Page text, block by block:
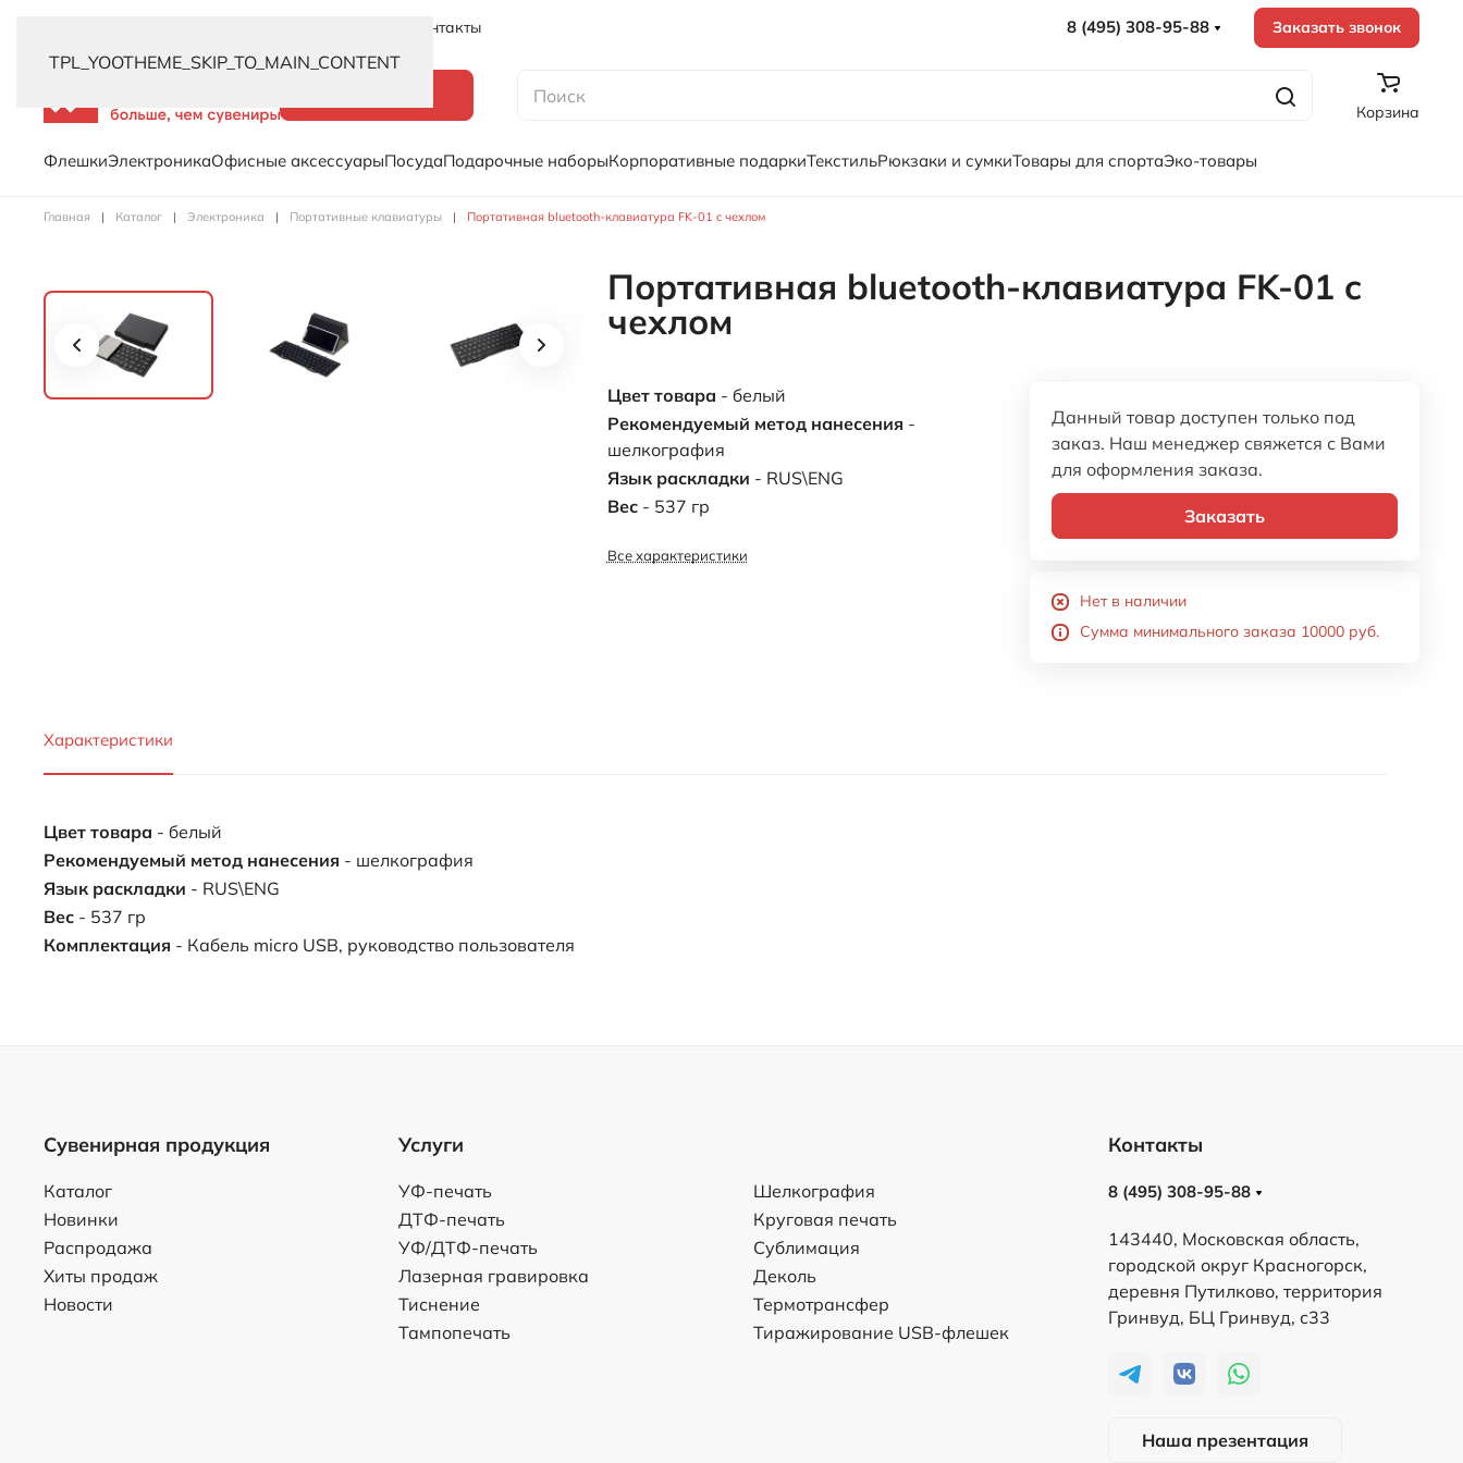
TPL_YOOTHEME_SKIP_TO_MAIN_CONTENT
Контакты 8 (495) 308-95-88 Заказать звонок
Корзина
ФлешкиЭлектроникаОфисные аксессуарыПосудаПодарочные наборыКорпоративные подаркиТекстильРюкзаки и сумкиТовары для спортаЭко-товары
Главная Каталог Электроника Портативные клавиатуры Портативная bluetooth-клавиатура FK-01 c чехлом
Портативная bluetooth-клавиатура FK-01 c
чехлом
Цвет товара - белый
Рекомендуемый метод нанесения -
шелкография
Язык раскладки - RUS\ENG
Вес- 537 гр
Все характеристики
Данный товар доступен только под
заказ. Наш менеджер свяжется с Вами
для оформления заказа.
Заказать
Нет в наличии
Сумма минимального заказа 10000 руб.
Характеристики
Цвет товара - белый
Рекомендуемый метод нанесения - шелкография
Язык раскладки - RUS\ENG
Вес - 537 гр
Комплектация - Кабель micro USB, руководство пользователя
Сувенирная продукция
Каталог
Новинки
Распродажа
Хиты продаж
Новости
Услуги
УФ-печать
ДТФ-печать
УФ/ДТФ-печать
Лазерная гравировка
Тиснение
Тампопечать
Шелкография
Круговая печать
Сублимация
Деколь
Термотрансфер
Тиражирование USB-флешек
Контакты
8 (495) 308-95-88
143440, Московская область,
городской округ Красногорск,
деревня Путилково, территория
Гринвуд, БЦ Гринвуд, с33
Наша презентация